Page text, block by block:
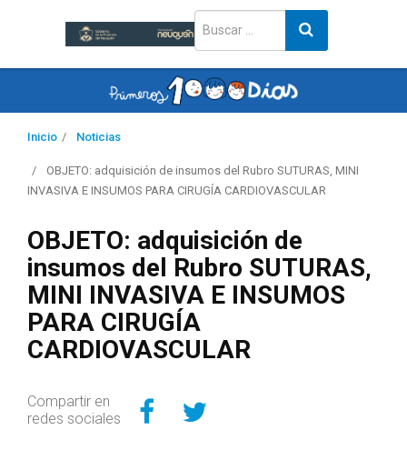
Inicio Noticias
OBJETO: adquisición de insumos del Rubro SUTURAS, MINI
INVASIVA E INSUMOS PARA CIRUGÍA CARDIOVASCULAR
OBJETO: adquisición de
insumos del Rubro SUTURAS,
MINI INVASIVA E INSUMOS
PARA CIRUGÍA
CARDIOVASCULAR
Compartir en
redes sociales
Compartir en
Compartir en